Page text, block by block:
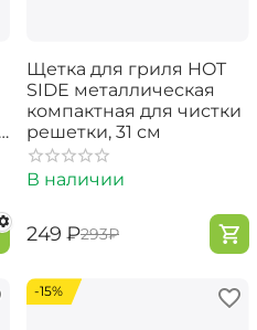
Щетка для гриля HOT
SIDE металлическая
компактная для чистки
решетки, 31 см
В наличии
‍249‍ ₽‍293‍₽
-15%